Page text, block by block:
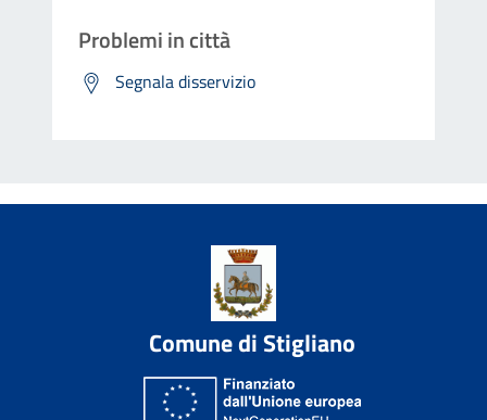
Problemi in città
Segnala disservizio
Comune di Stigliano